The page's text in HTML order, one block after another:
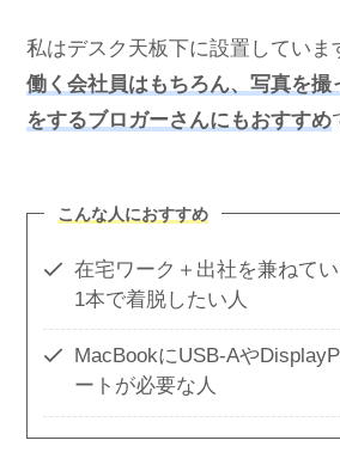
私はデスク天板下に設置していま
働く会社員はもちろん、写真を撮
をするブロガーさんにもおすすめ
こんな人におすすめ
在宅ワーク＋出社を兼ねて
1本で着脱したい人
MacBookにUSB-Aや
ートが必要な人